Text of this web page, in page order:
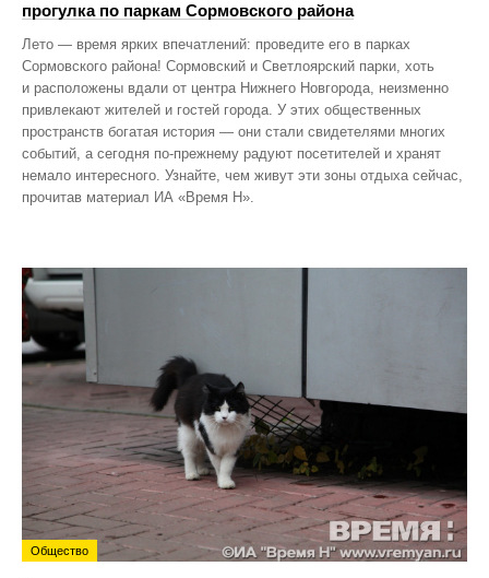
прогулка по паркам Сормовского района
Лето — время ярких впечатлений: проведите его в парках
Сормовского района! Сормовский и Светлоярский парки, хоть
и расположены вдали от центра Нижнего Новгорода, неизменно
привлекают жителей и гостей города. У этих общественных
пространств богатая история — они стали свидетелями многих
событий, а сегодня по‑прежнему радуют посетителей и хранят
немало интересного. Узнайте, чем живут эти зоны отдыха сейчас,
прочитав материал ИА «Время Н».
Общество